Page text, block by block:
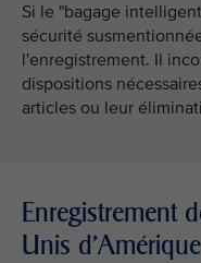
Si le "bagage
sécurité
l'enregistrement. Il
dispositions
articles ou leur
Enregistrement
Unis